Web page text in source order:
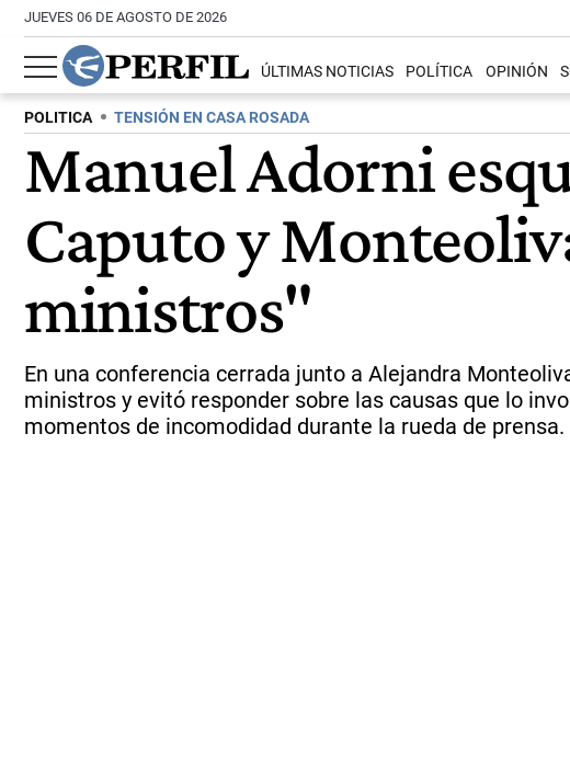
JUEVES 06 DE AGOSTO DE 2026
ÚLTIMAS NOTICIAS POLÍTICA OPINIÓN
POLITICA TENSIÓN EN CASA ROSADA
Manuel Adorni
Caputo y
ministros"
En una conferencia cerrada junto a Alejandra
ministros y evitó responder sobre las causas que lo
momentos de incomodidad durante la rueda de prensa.